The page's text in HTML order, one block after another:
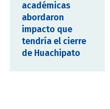
académicas
abordaron
impacto que
tendría el cierre
de Huachipato